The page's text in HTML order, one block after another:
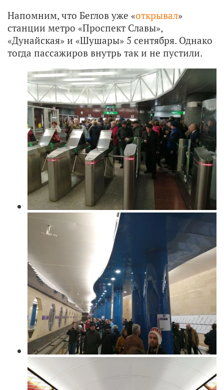
Напомним, что Беглов уже «открывал»
станции метро «Проспект Славы»,
«Дунайская» и «Шушары» 5 сентября. Однако
тогда пассажиров внутрь так и не пустили.